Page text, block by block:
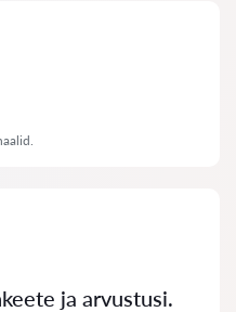
ja arvustusi.